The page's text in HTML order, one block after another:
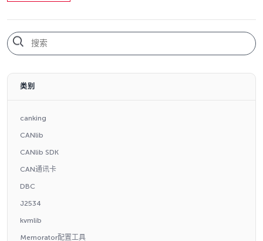
类别
canking
CANlib
CANlib SDK
CAN通讯卡
DBC
J2534
kvmlib
Memorator配置工具